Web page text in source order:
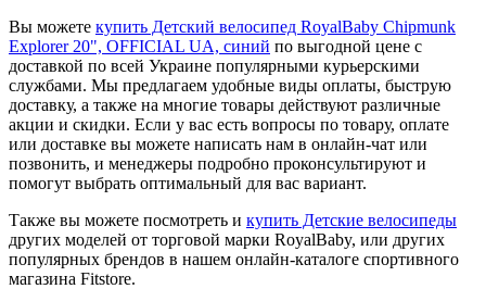
Вы можете купить Детский велосипед RoyalBaby Chipmunk
Explorer 20", OFFICIAL UA, синий по выгодной цене с
доставкой по всей Украине популярными курьерскими
службами. Мы предлагаем удобные виды оплаты, быструю
доставку, а также на многие товары действуют различные
акции и скидки. Если у вас есть вопросы по товару, оплате
или доставке вы можете написать нам в онлайн-чат или
позвонить, и менеджеры подробно проконсультируют и
помогут выбрать оптимальный для вас вариант.
Также вы можете посмотреть и купить Детские велосипеды
других моделей от торговой марки RoyalBaby, или других
популярных брендов в нашем онлайн-каталоге спортивного
магазина Fitstore.